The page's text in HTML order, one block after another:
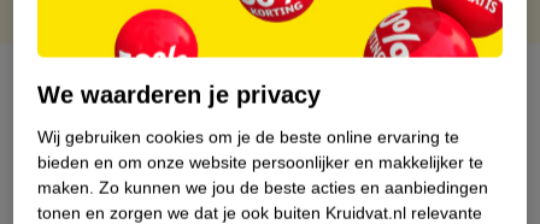
Over dit product
Productinformatie
Etiketinformatie
We waarderen je privacy
Wij gebruiken cookies om je de beste online ervaring te
bieden en om onze website persoonlijker en makkelijker te
maken. Zo kunnen we jou de beste acties en aanbiedingen
tonen en zorgen we dat je ook buiten Kruidvat.nl relevante